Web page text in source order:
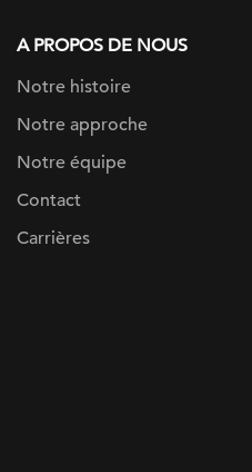
A PROPOS DE NOUS
Notre histoire
Notre approche
Notre équipe
Contact
Carrières